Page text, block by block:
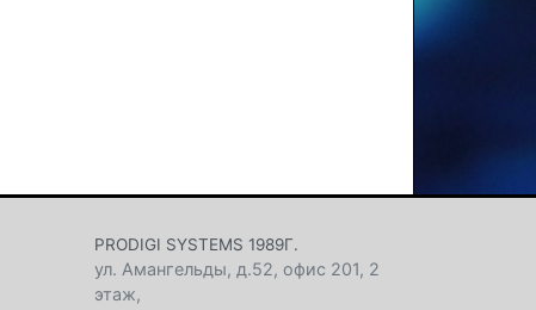
PRODIGI SYSTEMS 1989Г.
ул. Амангельды, д.52, офис 201, 2
этаж,